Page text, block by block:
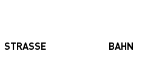
STRASSE BAHN